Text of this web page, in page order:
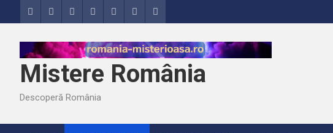
to
Mistere România
Descoperă România